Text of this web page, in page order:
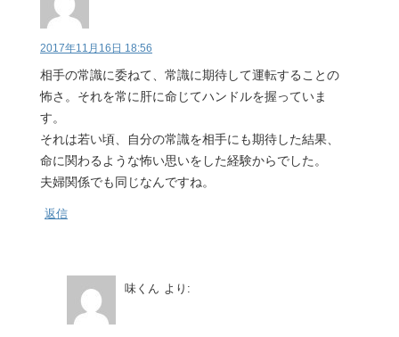
2017年11月16日 18:56
相手の常識に委ねて、常識に期待して運転することの
怖さ。それを常に肝に命じてハンドルを握っていま
す。
それは若い頃、自分の常識を相手にも期待した結果、
命に関わるような怖い思いをした経験からでした。
夫婦関係でも同じなんですね。
返信
味くん より: